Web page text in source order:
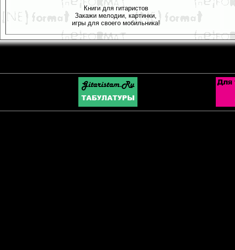
Книги для гитаристов
Закажи мелодии, картинки,
игры для своего мобильника!